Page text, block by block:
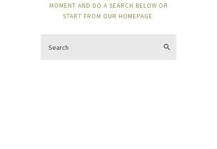
PROSPEKT INFORMACYJNY
POLSKI
MOMENT AND DO A SEARCH BELOW OR
START FROM OUR HOMEPAGE.